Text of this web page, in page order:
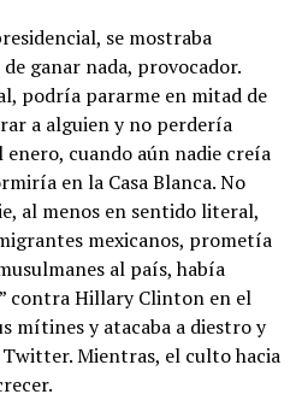
se mostraba
ganar nada, provocador.
podría pararme en mitad de
a alguien y no perdería
enero, cuando aún nadie creía
en la Casa Blanca. No
al menos en sentido literal,
mexicanos, prometía
al país, había
contra Hillary Clinton en el
mítines y atacaba a diestro y
Mientras, el culto hacia